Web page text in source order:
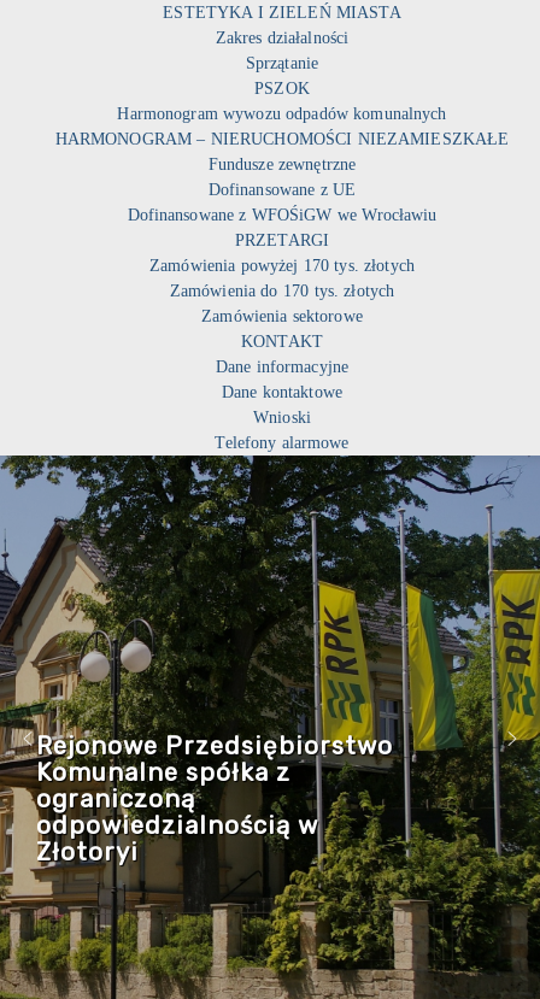
ESTETYKA I ZIELEŃ MIASTA
Zakres działalności
Sprzątanie
PSZOK
Harmonogram wywozu odpadów komunalnych
HARMONOGRAM – NIERUCHOMOŚCI NIEZAMIESZKAŁE
Fundusze zewnętrzne
Dofinansowane z UE
Dofinansowane z WFOŚiGW we Wrocławiu
PRZETARGI
Zamówienia powyżej 170 tys. złotych
Zamówienia do 170 tys. złotych
Zamówienia sektorowe
KONTAKT
Dane informacyjne
Dane kontaktowe
Wnioski
Telefony alarmowe
Rejonowe Przedsiębiorstwo
Komunalne spółka z
ograniczoną
odpowiedzialnością w
Złotoryi